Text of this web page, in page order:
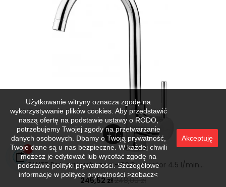
DEANTE Bateria kuchenna - ECO-aerator 4.5 l/min...
245,52 zł248,00 zł
Użytkowanie witryny oznacza zgodę na
wykorzystywanie plików cookies. Aby przedstawić
naszą ofertę na podstawie ustawy o RODO,
potrzebujemy Twojej zgody na przetwarzanie
danych osobowych. Dbamy o Twoją prywatność,
Twoje dane są u nas bezpieczne. W każdej chwili
możesz je edytować lub wycofać zgodę na
podstawie polityki prywatności. Szczegółowe
informacje w polityce prywatności >zobacz<
Akceptuję